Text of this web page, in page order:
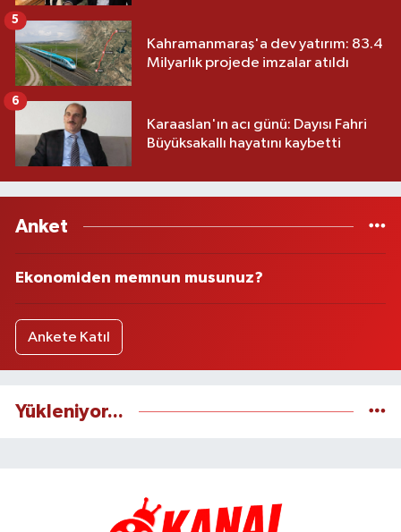
Kahramanmaraş'a dev yatırım: 83.4
Milyarlık projede imzalar atıldı
5
Karaaslan'ın acı günü: Dayısı Fahri
Büyüksakallı hayatını kaybetti
6
Anket
Ekonomiden memnun musunuz?
Ankete Katıl
Yükleniyor...